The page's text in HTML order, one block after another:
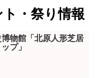
・祭り情報
物館「北原人形芝居
プ」